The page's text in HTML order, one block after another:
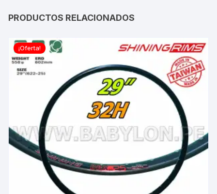
PRODUCTOS RELACIONADOS
¡Oferta!